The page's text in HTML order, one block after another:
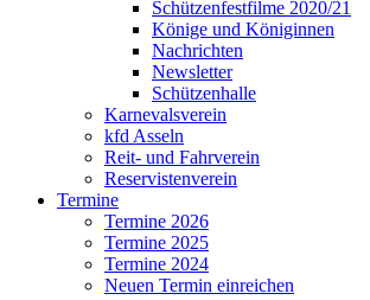
Schützenfestfilme 2020/21
Könige und Königinnen
Nachrichten
Newsletter
Schützenhalle
Karnevalsverein
kfd Asseln
Reit- und Fahrverein
Reservistenverein
Termine
Termine 2026
Termine 2025
Termine 2024
Neuen Termin einreichen